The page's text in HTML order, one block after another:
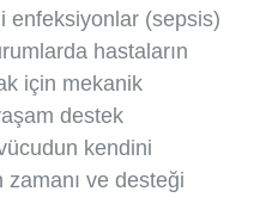
enfeksiyonlar (sepsis)
hastaların
için mekanik
destek
kendini
ve desteği